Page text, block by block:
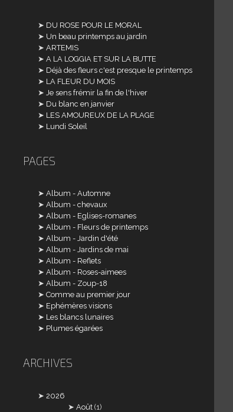
DU ROSE POUR LE MORAL
Un beau printemps au jardin
ARTEMIS
A LA LOGGIA ET SUR LA BUTTE
Déjà des fleurs c'est presque le printemps
LA FLEUR DU MOIS
Je sens frémir la fin de l'hiver
Du blanc en janvier
LES AMOUREUX DE LA PLAGE
Lundi Soleil
PAGES
Album - Automne
Album - chevaux
Album - Eglises-romanes
Album - Fleurs de printemps
Album - Jardin d'été
Album - Jardins de mai
Album - Reflets
Album - Roses-aimees
Album - Zoup-18
Comme au premier jour
Ephémères visions
Les blancs lunaires
Plumes égarées
ARCHIVES
2026
Août (1)